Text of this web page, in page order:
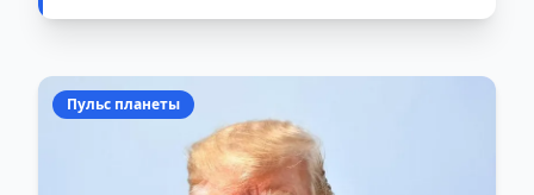
Исламабад пока нет. За последние сутки
рассчитывать на мирную развязку.
Пульс планеты